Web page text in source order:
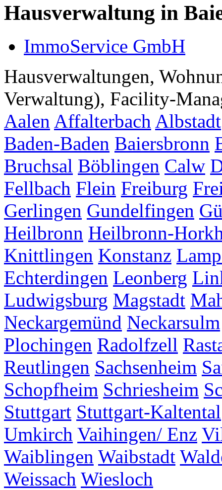
Hausverwaltung in
ImmoService GmbH
Hausverwaltungen,
Verwaltung), Facility-
Aalen Affalterbach Albstadt
Baden-Baden Baiersbronn
Bruchsal Böblingen Calw
Fellbach Flein Freiburg
Gerlingen Gundelfingen
Heilbronn Heilbronn-
Knittlingen Konstanz
Echterdingen Leonberg
Ludwigsburg Magstadt
Neckargemünd Neckarsulm
Plochingen Radolfzell
Reutlingen Sachsenheim
Schopfheim Schriesheim
Stuttgart Stuttgart-Kaltental
Umkirch Vaihingen/ Enz
Waiblingen Waibstadt
Weissach Wiesloch